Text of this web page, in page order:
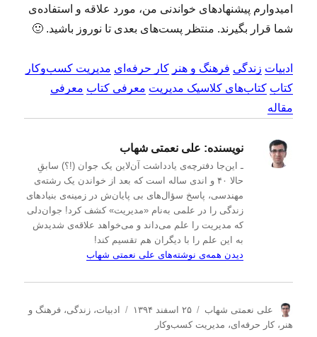
امیدوارم پیشنهادهای خواندنی من، مورد علاقه و استفاده‌ی
شما قرار بگیرند. منتظر پست‌های بعدی تا نوروز باشید. 🙂
ادبیات زندگی فرهنگ و هنر کار حرفه‌ای مدیریت کسب‌و‌کار
کتاب کتاب‌های کلاسیک مدیریت معرفی کتاب معرفی
مقاله
نویسنده: علی نعمتی شهاب
ـ این‌جا دفترچه‌ی یادداشت‌ آن‌لاین یک جوان (!؟) سابقِ
حالا ۴۰ و اندی ساله است که بعد از خواندن یک رشته‌ی
مهندسی، پاسخ سؤال‌های بی پایان‌ش در زمینه‌ی بنیادهای
زندگی را در علمی به‌نام «مدیریت» کشف کرد! جوان‌دلی
که مدیریت را علم می‌داند و می‌خواهد علاقه‌ی شدیدش
به این علم را با دیگران هم تقسیم کند!
دیدن همه‌ی نوشته‌های علی نعمتی شهاب
ن
و
علی نعمتی شهاب
ا
ر
۲۵ اسفند ۱۳۹۴
د
ادبیات،زندگی،فرهنگ و
هنر ،کار حرفه‌ای، مدیریت كسب‌و‌كار